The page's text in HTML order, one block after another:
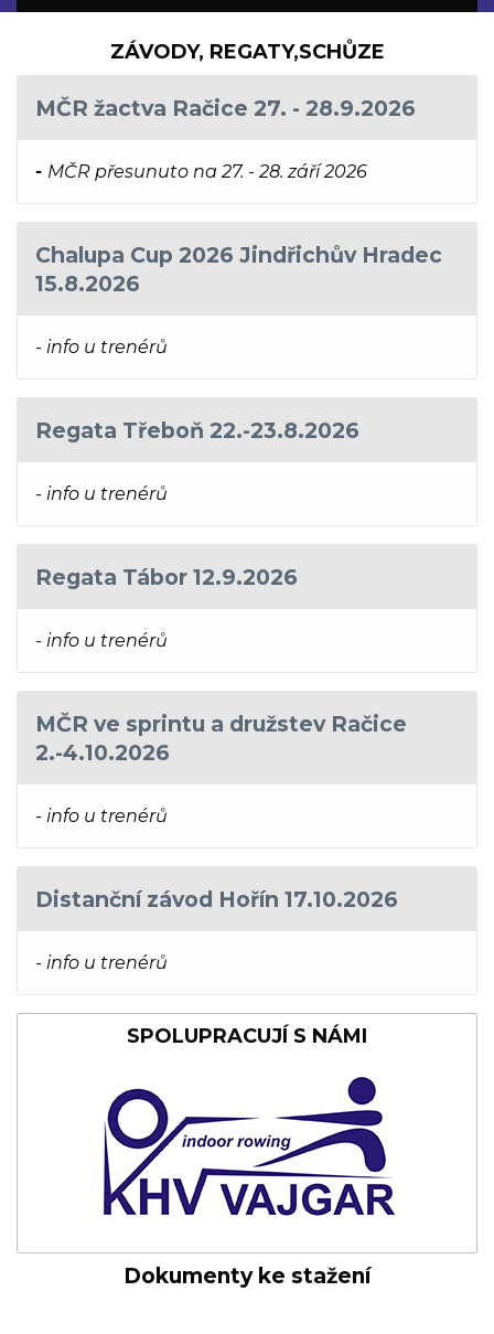
ZÁVODY, REGATY,SCHŮZE
MČR žactva Račice 27. - 28.9.2026
- MČR přesunuto na 27. - 28. září 2026
Chalupa Cup 2026 Jindřichův Hradec
15.8.2026
- info u trenérů
Regata Třeboň 22.-23.8.2026
- info u trenérů
Regata Tábor 12.9.2026
- info u trenérů
MČR ve sprintu a družstev Račice
2.-4.10.2026
- info u trenérů
Distanční závod Hořín 17.10.2026
- info u trenérů
SPOLUPRACUJÍ S NÁMI
Dokumenty ke stažení